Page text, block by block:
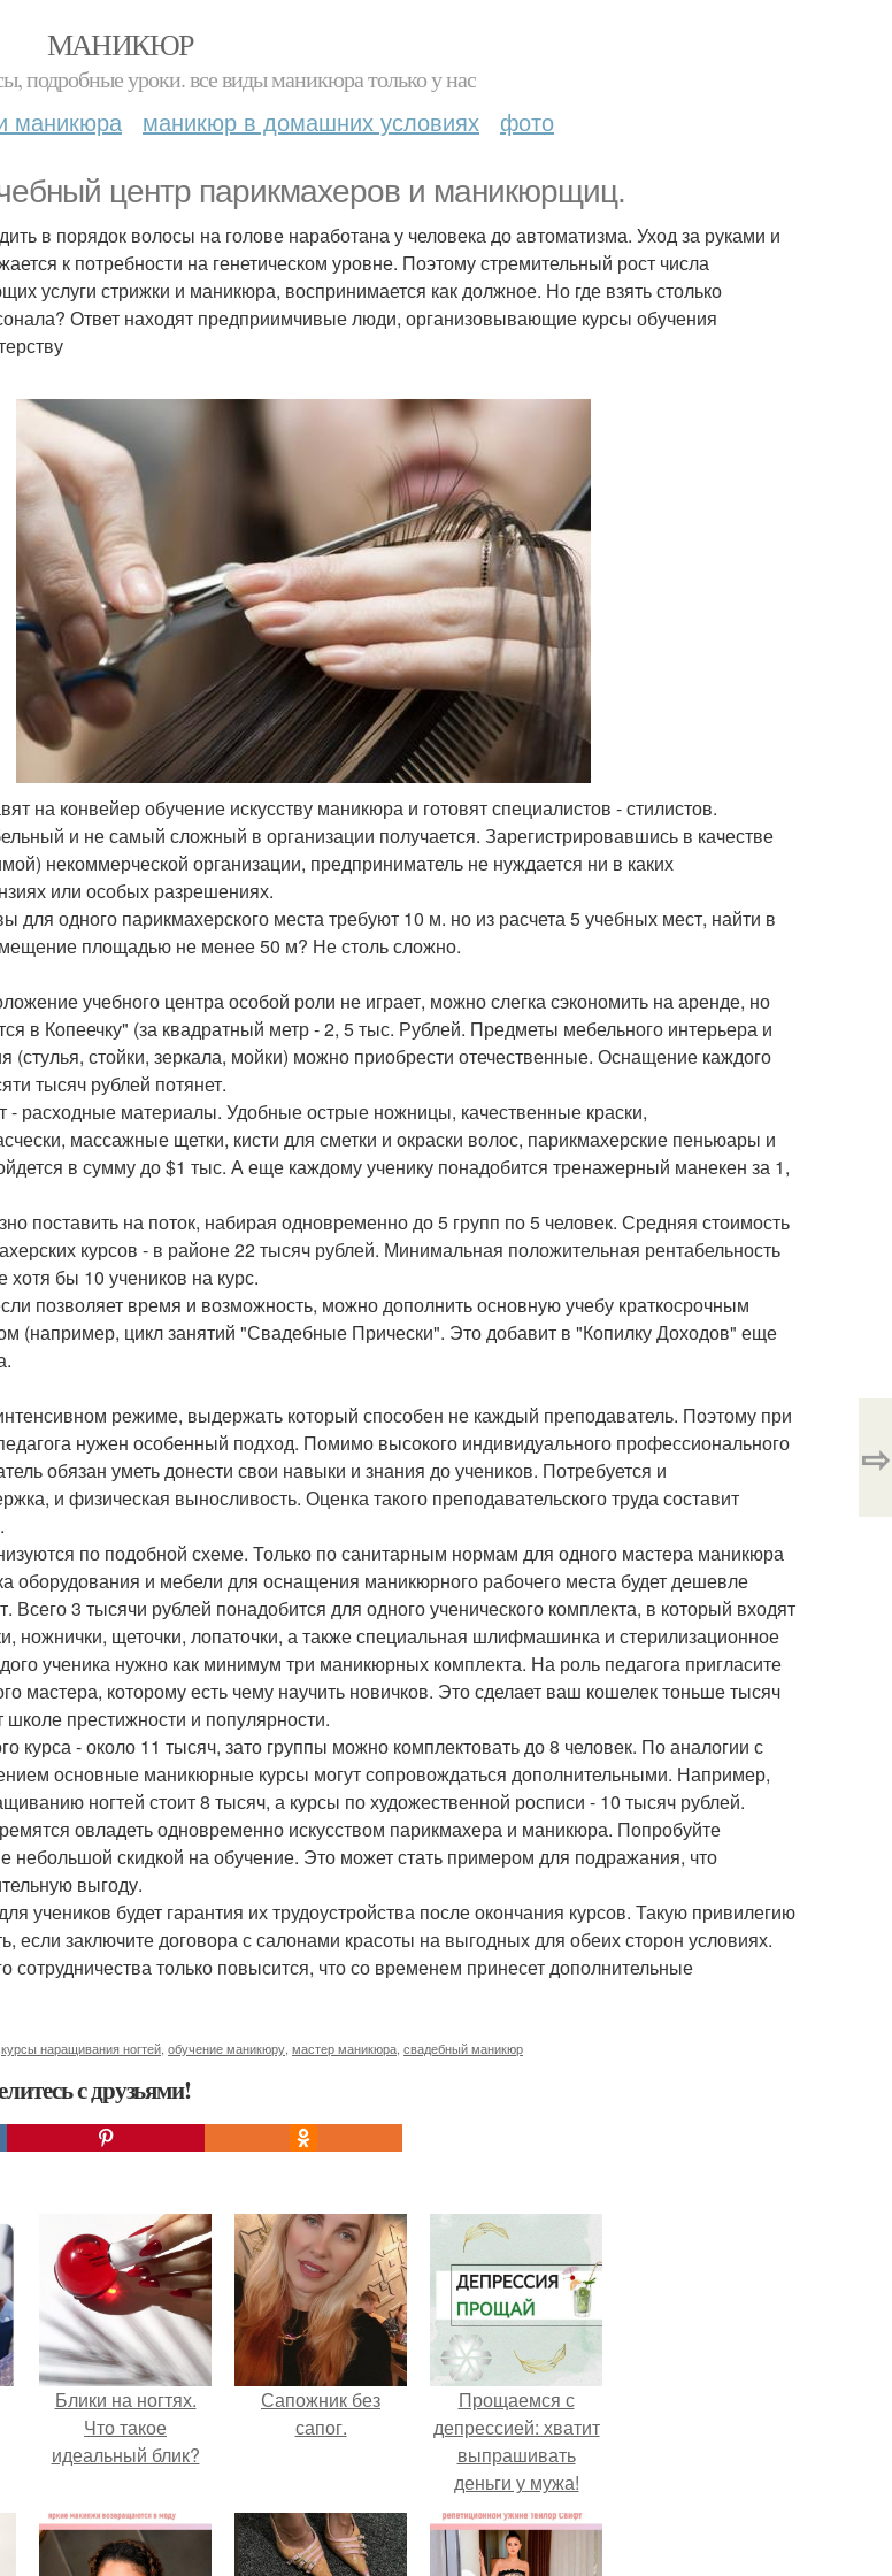
МАНИКЮР
подробные уроки. все виды маникюра только у нас
маникюра маникюр в домашних условиях фото
центр парикмахеров и маникюрщиц.
в порядок волосы на голове наработана у человека до автоматизма. Уход за руками и
к потребности на генетическом уровне. Поэтому стремительный рост числа
услуги стрижки и маникюра, воспринимается как должное. Но где взять столько
Ответ находят предприимчивые люди, организовывающие курсы обучения
на конвейер обучение искусству маникюра и готовят специалистов - стилистов.
и не самый сложный в организации получается. Зарегистрировавшись в качестве
некоммерческой организации, предприниматель не нуждается ни в каких
или особых разрешениях.
для одного парикмахерского места требуют 10 м. но из расчета 5 учебных мест, найти в
площадью не менее 50 м? Не столь сложно.
учебного центра особой роли не играет, можно слегка сэкономить на аренде, но
в Копеечку" (за квадратный метр - 2, 5 тыс. Рублей. Предметы мебельного интерьера и
(стулья, стойки, зеркала, мойки) можно приобрести отечественные. Оснащение каждого
тысяч рублей потянет.
- расходные материалы. Удобные острые ножницы, качественные краски,
массажные щетки, кисти для сметки и окраски волос, парикмахерские пеньюары и
в сумму до $1 тыс. А еще каждому ученику понадобится тренажерный манекен за 1,
поставить на поток, набирая одновременно до 5 групп по 5 человек. Средняя стоимость
курсов - в районе 22 тысяч рублей. Минимальная положительная рентабельность
хотя бы 10 учеников на курс.
позволяет время и возможность, можно дополнить основную учебу краткосрочным
(например, цикл занятий "Свадебные Прически". Это добавит в "Копилку Доходов" еще
режиме, выдержать который способен не каждый преподаватель. Поэтому при
нужен особенный подход. Помимо высокого индивидуального профессионального
обязан уметь донести свои навыки и знания до учеников. Потребуется и
и физическая выносливость. Оценка такого преподавательского труда составит
по подобной схеме. Только по санитарным нормам для одного мастера маникюра
оборудования и мебели для оснащения маникюрного рабочего места будет дешевле
Всего 3 тысячи рублей понадобится для одного ученического комплекта, в который входят
ножнички, щеточки, лопаточки, а также специальная шлифмашинка и стерилизационное
ученика нужно как минимум три маникюрных комплекта. На роль педагога пригласите
мастера, которому есть чему научить новичков. Это сделает ваш кошелек тоньше тысяч
школе престижности и популярности.
курса - около 11 тысяч, зато группы можно комплектовать до 8 человек. По аналогии с
основные маникюрные курсы могут сопровождаться дополнительными. Например,
ногтей стоит 8 тысяч, а курсы по художественной росписи - 10 тысяч рублей.
овладеть одновременно искусством парикмахера и маникюра. Попробуйте
небольшой скидкой на обучение. Это может стать примером для подражания, что
выгоду.
учеников будет гарантия их трудоустройства после окончания курсов. Такую привилегию
если заключите договора с салонами красоты на выгодных для обеих сторон условиях.
сотрудничества только повысится, что со временем принесет дополнительные
курсы наращивания ногтей обучение маникюру мастер маникюра свадебный маникюр
с друзьями!
⇨
Блики на ногтях.
Что такое
идеальный блик?
Сапожник без
сапог.
Прощаемся с
депрессией: хватит
выпрашивать
деньги у мужа!